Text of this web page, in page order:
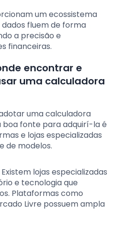
um ecossistema
fluem de forma
a precisão e
financeiras.
encontrar e
uma calculadora
uma calculadora
boa fonte para adquirí-la é
e lojas especializadas
de modelos.
Existem lojas especializadas
e tecnologia que
Plataformas como
Livre possuem ampla